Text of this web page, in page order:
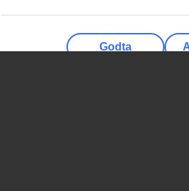
Godta